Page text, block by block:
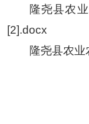
隆尧县农
[2].docx
隆尧县农